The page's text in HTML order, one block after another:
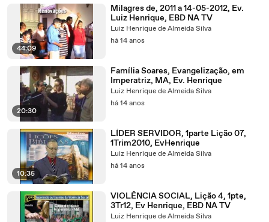
44:09
Milagres de, 2011 a 14-05-2012, Ev.
Luiz Henrique, EBD NA TV
Luiz Henrique de Almeida Silva
há 14 anos
20:30
Família Soares, Evangelização, em
Imperatriz, MA, Ev. Henrique
Luiz Henrique de Almeida Silva
há 14 anos
10:35
LÍDER SERVIDOR, 1parte Lição 07,
1Trim2010, EvHenrique
Luiz Henrique de Almeida Silva
há 14 anos
VIOLÊNCIA SOCIAL, Lição 4, 1pte,
3Tr12, Ev Henrique, EBD NA TV
Luiz Henrique de Almeida Silva